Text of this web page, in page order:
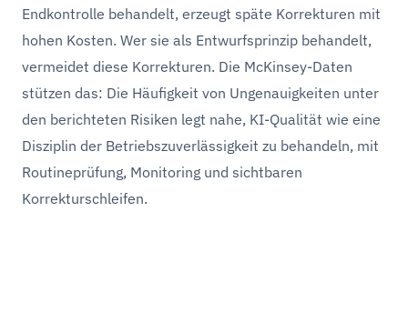
Endkontrolle behandelt, erzeugt späte Korrekturen mit
hohen Kosten. Wer sie als Entwurfsprinzip behandelt,
vermeidet diese Korrekturen. Die McKinsey-Daten
stützen das: Die Häufigkeit von Ungenauigkeiten unter
den berichteten Risiken legt nahe, KI-Qualität wie eine
Disziplin der Betriebszuverlässigkeit zu behandeln, mit
Routineprüfung, Monitoring und sichtbaren
Korrekturschleifen.